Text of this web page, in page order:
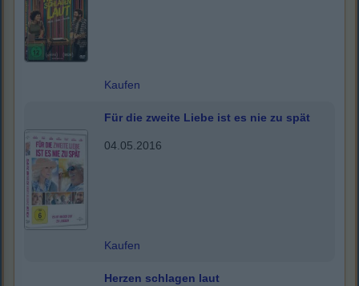
Kaufen
Für die zweite Liebe ist es nie zu spät
04.05.2016
Kaufen
Herzen schlagen laut